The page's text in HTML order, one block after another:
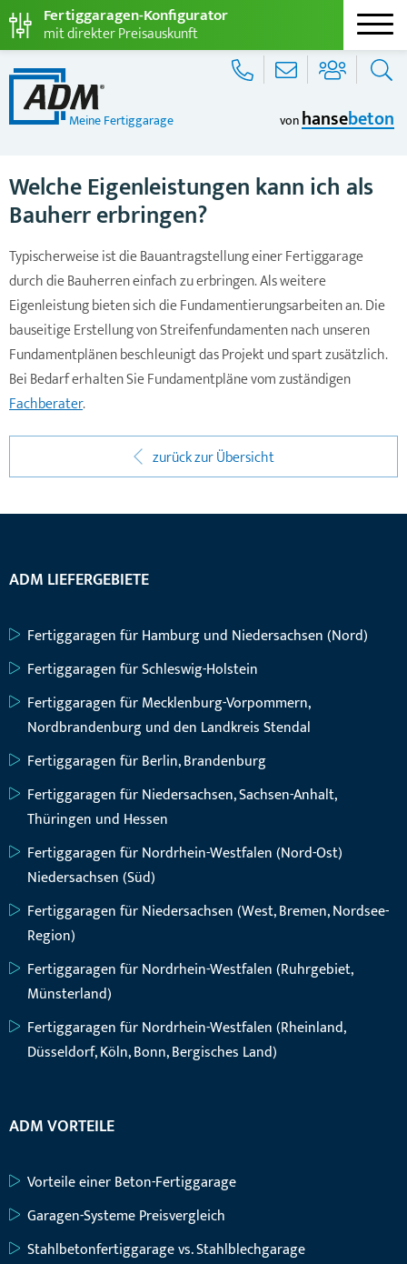
Meine Fertiggarage vonhansebeton
Fertiggaragen-Konfigurator
mit direkter Preisauskunft
Welche Eigenleistungen kann ich als
Bauherr erbringen?
Typischerweise ist die Bauantragstellung einer Fertiggarage
durch die Bauherren einfach zu erbringen. Als weitere
Eigenleistung bieten sich die Fundamentierungsarbeiten an. Die
bauseitige Erstellung von Streifenfundamenten nach unseren
Fundamentplänen beschleunigt das Projekt und spart zusätzlich.
Bei Bedarf erhalten Sie Fundamentpläne vom zuständigen
Fachberater.
zurück zur Übersicht
ADM LIEFERGEBIETE
Fertiggaragen für Hamburg und Niedersachsen (Nord)
Fertiggaragen für Schleswig-Holstein
Fertiggaragen für Mecklenburg-Vorpommern,
Nordbrandenburg und den Landkreis Stendal
Fertiggaragen für Berlin, Brandenburg
Fertiggaragen für Niedersachsen, Sachsen-Anhalt,
Thüringen und Hessen
Fertiggaragen für Nordrhein-Westfalen (Nord-Ost)
Niedersachsen (Süd)
Fertiggaragen für Niedersachsen (West, Bremen, Nordsee-
Region)
Fertiggaragen für Nordrhein-Westfalen (Ruhrgebiet,
Münsterland)
Fertiggaragen für Nordrhein-Westfalen (Rheinland,
Düsseldorf, Köln, Bonn, Bergisches Land)
ADM VORTEILE
Vorteile einer Beton-Fertiggarage
Garagen-Systeme Preisvergleich
Stahlbetonfertiggarage vs. Stahlblechgarage